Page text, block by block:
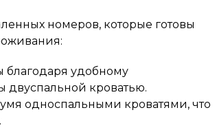
номеров, которые готовы
благодаря удобному
кроватью.
односпальными кроватями, что